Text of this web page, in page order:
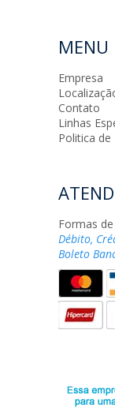
MENU
Empresa
Contato
Linhas
Politica
Formas
Débito,
Boleto